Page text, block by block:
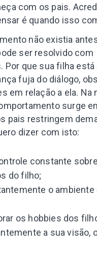
com os pais.
é quando isso
não existia
ser resolvido com
Por que sua filha está
fuja do diálogo,
em relação a ela. Na
surge
pais restringem
dizer com isto:
constante
do filho;
o ambiente
os hobbies dos
a sua visão,